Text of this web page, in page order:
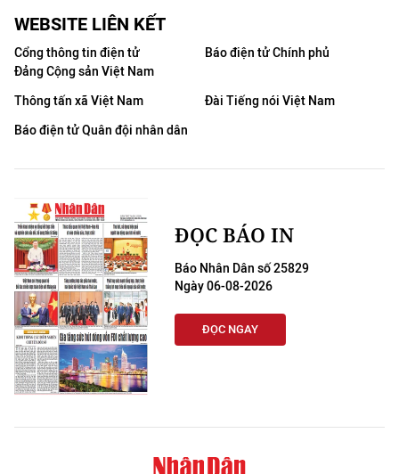
WEBSITE LIÊN KẾT
Cổng thông tin điện tử
Đảng Cộng sản Việt Nam
Báo điện tử Chính phủ
Thông tấn xã Việt Nam
Đài Tiếng nói Việt Nam
Báo điện tử Quân đội nhân dân
ĐỌC BÁO IN
Báo Nhân Dân số 25829
Ngày 06-08-2026
ĐỌC NGAY